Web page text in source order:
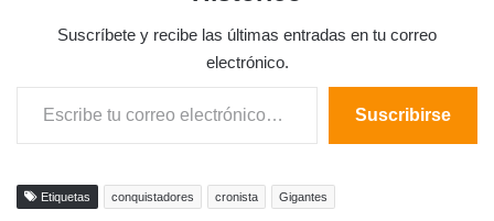
Suscríbete y recibe las últimas entradas en tu correo
electrónico.
Escribe tu correo electrónico…
Suscribirse
Etiquetas conquistadores cronista Gigantes